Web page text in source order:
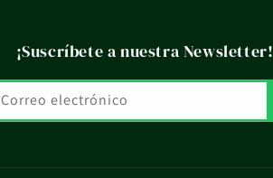
¡Suscríbete a nuestra Newsletter!
Correo electrónico